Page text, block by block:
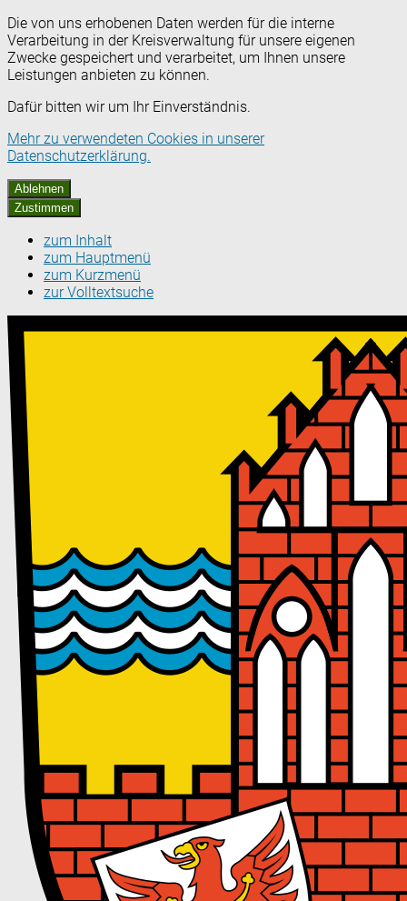
Die von uns erhobenen Daten werden für die interne
Verarbeitung in der Kreisverwaltung für unsere eigenen
Zwecke gespeichert und verarbeitet, um Ihnen unsere
Leistungen anbieten zu können.
Dafür bitten wir um Ihr Einverständnis.
Mehr zu verwendeten Cookies in unserer
Datenschutzerklärung.
Ablehnen
Zustimmen
zum Inhalt
zum Hauptmenü
zum Kurzmenü
zur Volltextsuche